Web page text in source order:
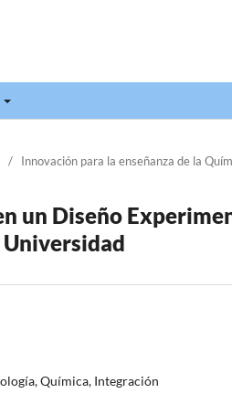
/ Innovación para la enseñanza de la
un Diseño
Química, Integración